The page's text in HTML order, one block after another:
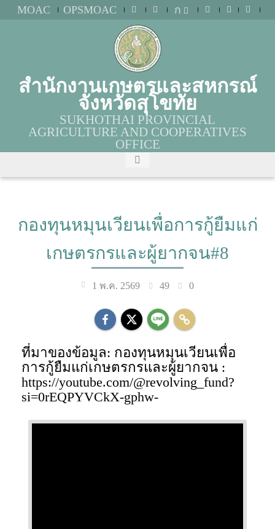
MOAC OPSMOAC ก
สำนักงานเกษตรและสหกรณ์
จังหวัดสุโขทัย
SUKHOTHAI PROVINCIAL
AGRICULTURE AND COOPERATIVES
OFFICE
กองทุนหมุนเวียนเพื่อการกู้ยืมแก่
เกษตรกรและผู้ยากจน#8
1 พ.ค. 2569 49 0
ที่มาของข้อมูล: กองทุนหมุนเวียนเพื่อ
การกู้ยืมแก่เกษตรกรและผู้ยากจน :
https://youtube.com/@revolving_fund?
si=0rEQPYVCkX-gphw-